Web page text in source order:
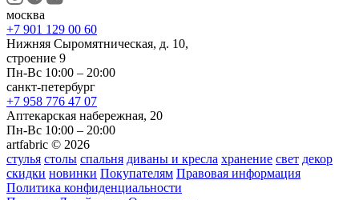
москва
+7 901 129 00 60
Нижняя Сыромятническая, д. 10,
строение 9
Пн-Вс 10:00 – 20:00
санкт-петербург
+7 958 776 47 07
Аптекарская набережная, 20
Пн-Вс 10:00 – 20:00
artfabric © 2026
стулья столы спальня диваны и кресла хранение свет декор
скидки новинки Покупателям Правовая информация
Политика конфиденциальности